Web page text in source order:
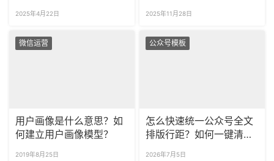
2025年4月22日 2025年11月28日
微信运营
用户画像是什么意思？如
何建立用户画像模型？
2019年8月25日
公众号模板
怎么快速统一公众号全文
排版行距？如何一键清理
2026年7月5日